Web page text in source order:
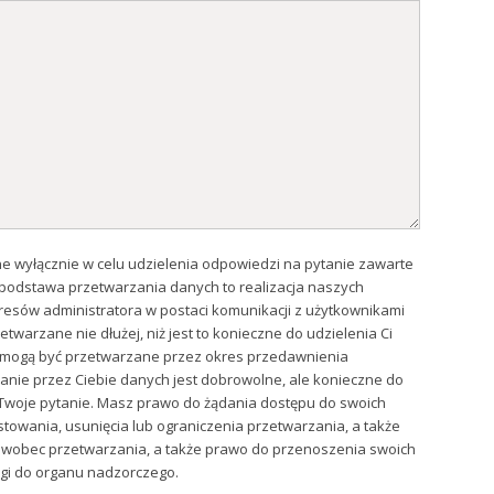
wyłącznie w celu udzielenia odpowiedzi na pytanie zawarte
przetwarzania danych to realizacja naszych
administratora w postaci komunikacji z użytkownikami
nie dłużej, niż jest to konieczne do udzielenia Ci
być przetwarzane przez okres przedawnienia
przez Ciebie danych jest dobrowolne, ale konieczne do
pytanie. Masz prawo do żądania dostępu do swoich
usunięcia lub ograniczenia przetwarzania, a także
przetwarzania, a także prawo do przenoszenia swoich
do organu nadzorczego.